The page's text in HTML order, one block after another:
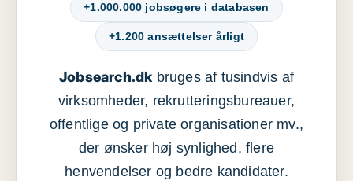
+1.000.000 jobsøgere i databasen
+1.200 ansættelser årligt
Jobsearch.dkbruges af tusindvis af
virksomheder, rekrutteringsbureauer,
offentlige og private organisationer mv.,
der ønsker høj synlighed, flere
henvendelser og bedre kandidater.